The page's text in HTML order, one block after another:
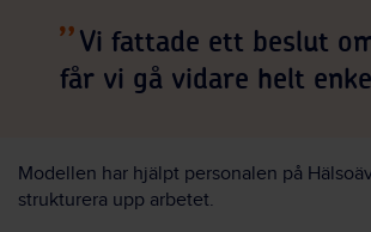
Vi fattade ett beslut
får vi gå vidare helt
Modellen har hjälpt personalen på
strukturera upp arbetet.